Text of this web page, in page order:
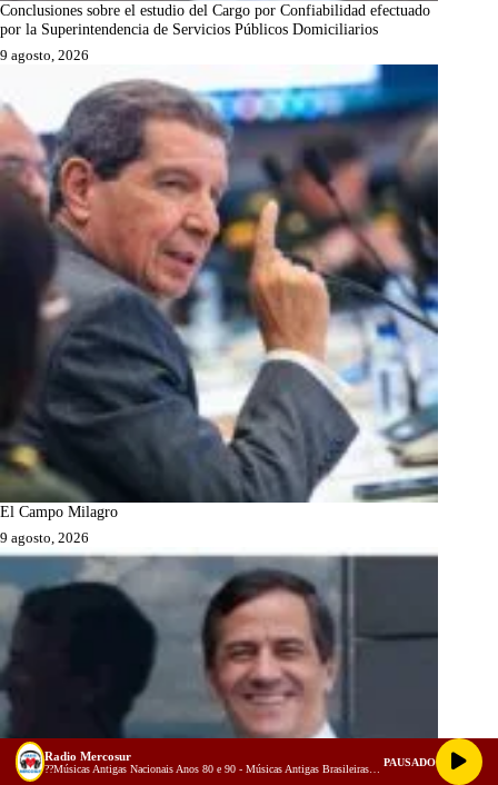
Conclusiones sobre el estudio del Cargo por Confiabilidad efectuado
por la Superintendencia de Servicios Públicos Domiciliarios
9 agosto, 2026
El Campo Milagro
9 agosto, 2026
Radio Mercosur PAUSADO